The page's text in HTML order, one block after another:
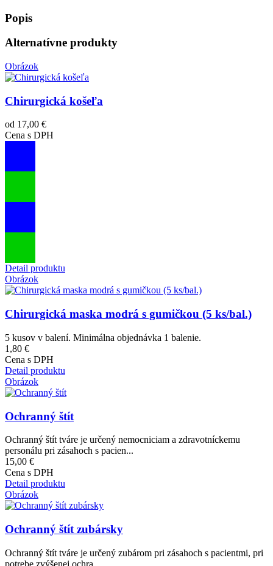
Popis
Alternatívne produkty
Obrázok
Chirurgická košeľa
od 17,00 €
Cena s DPH
Detail produktu
Obrázok
Chirurgická maska modrá s gumičkou (5 ks/bal.)
5 kusov v balení. Minimálna objednávka 1 balenie.
1,80 €
Cena s DPH
Detail produktu
Obrázok
Ochranný štít
Ochranný štít tváre je určený nemocniciam a zdravotníckemu
personálu pri zásahoch s pacien...
15,00 €
Cena s DPH
Detail produktu
Obrázok
Ochranný štít zubársky
Ochranný štít tváre je určený zubárom pri zásahoch s pacientmi, pri
potrebe zvýšenej ochra...